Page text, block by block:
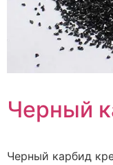
Черный
Черный карбид